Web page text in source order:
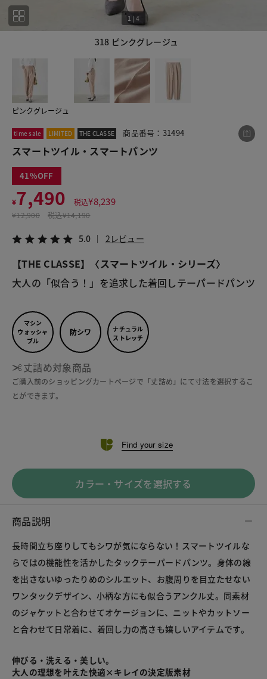
318 ピンクグレージュ
1 | 4
ピンクグレージュ
1
time sale LIMITED THE CLASSE 商品番号：31494
スマートツイル・スマートパンツ
41
¥7,490 税込¥8,239
¥12,900 税込¥14,190
5.0 2レビュー
【THE CLASSE】〈スマートツイル・シリーズ〉
大人の「似合う！」を追求した着回しテーパードパンツ
マシン
ウォッシャ
ブル
防シワ
ナチュラル
ストレッチ
丈詰め対象商品
ご購入前のショッピングカートページで「丈詰め」にて寸法を選択するこ
とができます。
Find your size
カラー・サイズを選択する
商品説明
長時間立ち座りしてもシワが気にならない！スマートツイルな
らではの機能性を活かしたタックテーパードパンツ。身体の線
を出さないゆったりめのシルエット、お腹周りを目立たせない
ワンタックデザイン、小柄な方にも似合うアンクル丈。同素材
のジャケットと合わせてオケージョンに、ニットやカットソー
と合わせて日常着に、着回し力の高さも嬉しいアイテムです。
伸びる・洗える・美しい。
大人の理想を叶えた快適×キレイの決定版素材
この商品をシェアする
¥7,490 税込¥8,239
LINE X メール